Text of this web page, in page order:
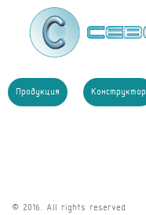
Продукция Конструктор
© 2016. All rights reserved